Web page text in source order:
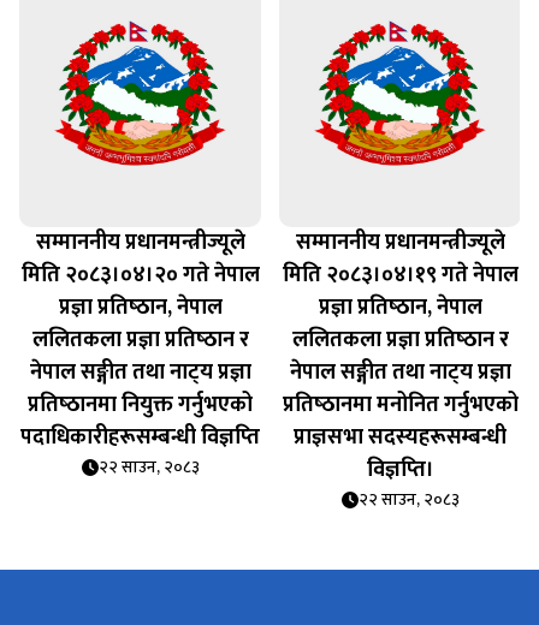
सम्माननीय प्रधानमन्त्रीज्यूले
मिति २०८३।०४।२० गते नेपाल
प्रज्ञा प्रतिष्‍ठान, नेपाल
ललितकला प्रज्ञा प्रतिष्‍ठान र
नेपाल सङ्गीत तथा नाट्‍य प्रज्ञा
प्रतिष्‍ठानमा नियुक्त गर्नुभएको
पदाधिकारीहरूसम्बन्धी विज्ञप्‍ति
२२ साउन, २०८३
सम्माननीय प्रधानमन्त्रीज्यूले
मिति २०८३।०४।१९ गते नेपाल
प्रज्ञा प्रतिष्‍ठान, नेपाल
ललितकला प्रज्ञा प्रतिष्‍ठान र
नेपाल सङ्गीत तथा नाट्‍य प्रज्ञा
प्रतिष्‍ठानमा मनोनित गर्नुभएको
प्राज्ञसभा सदस्यहरूसम्बन्धी
विज्ञप्‍ति।
२२ साउन, २०८३